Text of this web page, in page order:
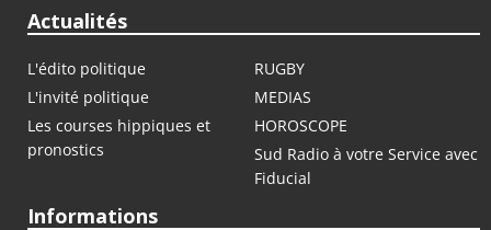
Actualités
L'édito politique
RUGBY
L'invité politique
MEDIAS
Les courses hippiques et
pronostics
HOROSCOPE
Sud Radio à votre Service avec
Fiducial
Informations